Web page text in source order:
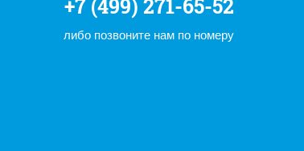
+7 (499) 271-65-52
либо позвоните нам по номеру